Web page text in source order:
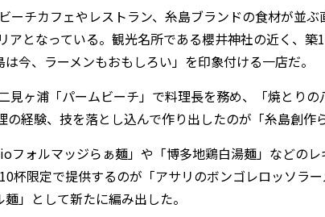
チカフェやレストラン、糸島ブランドの食材が並ぶ
となっている。観光名所である櫻井神社の近く、築
今、ラーメンもおもしろい」を印象付ける一店だ。
ヶ浦「パームビーチ」で料理長を務め、「焼とりの
経験、技を落とし込んで作り出したのが「糸島創作
ォルマッジらぁ麺」や「博多地鶏白湯麺」などの
杯限定で提供するのが「アサリのボンゴレロッソラ
」として新たに編み出した。